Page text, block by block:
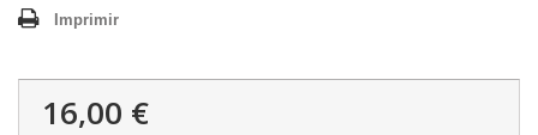
Imprimir
16,00 €